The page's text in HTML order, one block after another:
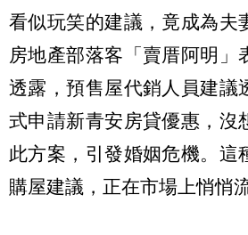
看似玩笑的建議，竟成為夫
房地產部落客「賣厝阿明」
透露，預售屋代銷人員建議
式申請新青安房貸優惠，沒
此方案，引發婚姻危機。這
購屋建議，正在市場上悄悄流